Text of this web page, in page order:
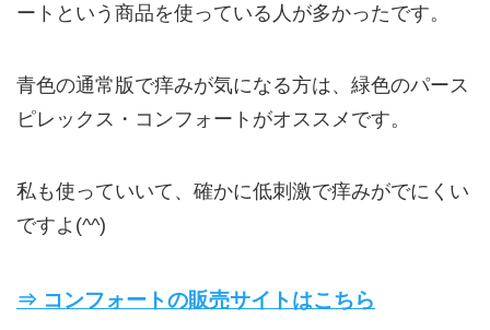
ートという商品を使っている人が多かったです。
青色の通常版で痒みが気になる方は、緑色のパース
ピレックス・コンフォートがオススメです。
私も使っていいて、確かに低刺激で痒みがでにくい
ですよ(^^)
⇒ コンフォートの販売サイトはこちら